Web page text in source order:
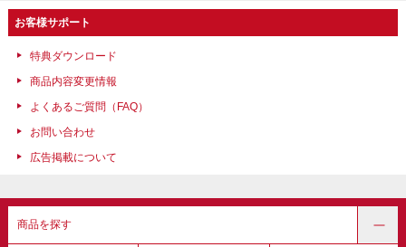
お客様サポート
特典ダウンロード
商品内容変更情報
よくあるご質問（FAQ）
お問い合わせ
広告掲載について
商品を探す